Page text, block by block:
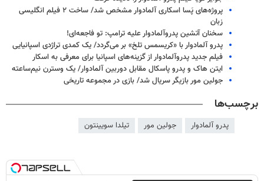
پروژه‌های پَسا اسکاری آلمادوار مشخص شد/ ساخت ۲ فیلم انگلیسی
زبان
سخنان آتشین پدروآلمادوار علیه ترامپ: تو فاجعه‌ای!
پدرو آلمادوار با «کریسمس تلخ» بر می‌گردد/ یک کمدی تراژدی اسپانیایی
فیلم جدید پدروآلمادوار از گزینه‌های اسپانیا برای معرفی به اسکار
ایتن هاک و پدرو پاسکال مقابل دوربین آلمادوار/ یک وسترن نیم‌ساعته
جولین مور بازیگر سریال شد/ بازی در مجموعه تاریخی
برچسب‌ها
پدرو آلمادوار جولین مور تیلدا سویینتون